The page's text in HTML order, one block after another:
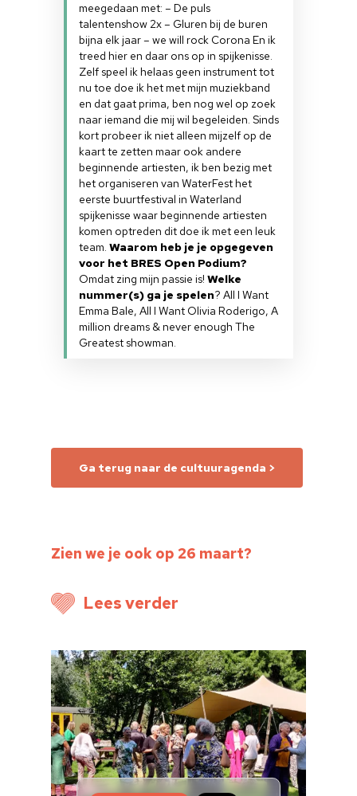
meegedaan met: – De puls
talentenshow 2x – Gluren bij de buren
bijna elk jaar – we will rock Corona En ik
treed hier en daar ons op in spijkenisse.
Zelf speel ik helaas geen instrument tot
nu toe doe ik het met mijn muziekband
en dat gaat prima, ben nog wel op zoek
naar iemand die mij wil begeleiden. Sinds
kort probeer ik niet alleen mijzelf op de
kaart te zetten maar ook andere
beginnende artiesten, ik ben bezig met
het organiseren van WaterFest het
eerste buurtfestival in Waterland
spijkenisse waar beginnende artiesten
komen optreden dit doe ik met een leuk
team.Waarom heb je je opgegeven
voor het BRES Open Podium?
Omdat zing mijn passie is!Welke
nummer(s) ga je spelen? All I Want
Emma Bale, All I Want Olivia Roderigo, A
million dreams & never enough The
Greatest showman.
Ga terug naar de cultuuragenda >
Zien we je ook op 26 maart?
Lees verder